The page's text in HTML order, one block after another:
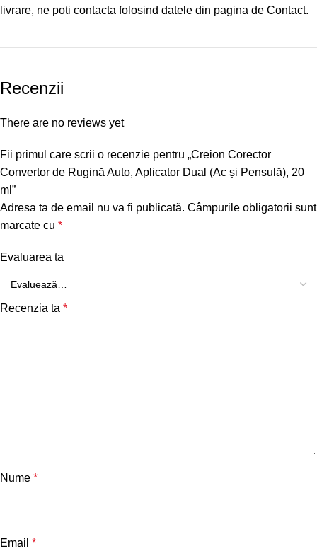
livrare, ne poti contacta folosind datele din pagina de Contact.
Recenzii
There are no reviews yet
Fii primul care scrii o recenzie pentru „Creion Corector
Convertor de Rugină Auto, Aplicator Dual (Ac și Pensulă), 20
ml”
Adresa ta de email nu va fi publicată. Câmpurile obligatorii sunt
marcate cu *
Evaluarea ta
Recenzia ta *
Nume *
Email *